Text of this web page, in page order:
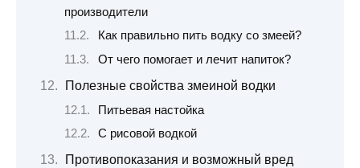
производители
Как правильно пить водку со змеей?
От чего помогает и лечит напиток?
Полезные свойства змеиной водки
Питьевая настойка
С рисовой водкой
Противопоказания и возможный вред